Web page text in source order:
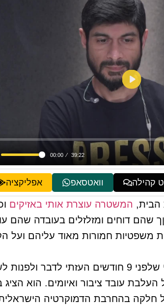
קהילה וואטסאפ אפליקציה
המשטרה עוצרת אותי באזיקים
שהם דוחים ומזלזלים בעובדה שהם
משפטיות חמורות מאוד עליהם ועל
בבוקר אני מובא בפני חוקר שמודיע לי שלפני 9 חודשים העזתי
עובד ציבור ואיומים. הוא הציג
חלקה בהחרבת הדמוקרטיה